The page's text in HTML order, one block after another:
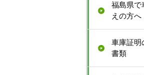
福島県で
えの方へ
車庫証明
書類